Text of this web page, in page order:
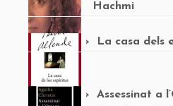
Hachmi
La casa dels
Assessinat a